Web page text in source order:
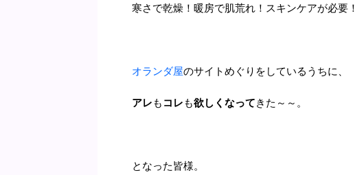
寒さで乾燥！暖房で肌荒れ！スキンケアが必要！
オランダ屋のサイトめぐりをしているうちに、
アレも コレも欲しくなってきた～～。
となった皆様。